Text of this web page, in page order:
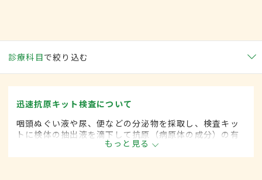
診療科目で絞り込む
迅速抗原キット検査について
咽頭ぬぐい液や尿、便などの分泌物を採取し、検査キッ
トに検体の抽出液を滴下して抗原（病原体の成分）の有
無を検査する方法。細菌培養検査と違い、短時間（通常
30分以内）で結果を得ることができる。
もっと見る